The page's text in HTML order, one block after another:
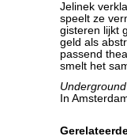
Jelinek
speelt ze
gisteren lijkt
geld als
passend
smelt het
Underground
In